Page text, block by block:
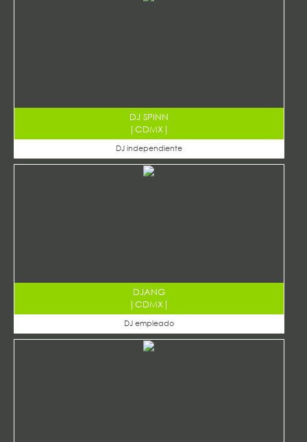
DJ SPINN
| CDMX|
DJ independiente
DJANG
| CDMX|
DJ empleado